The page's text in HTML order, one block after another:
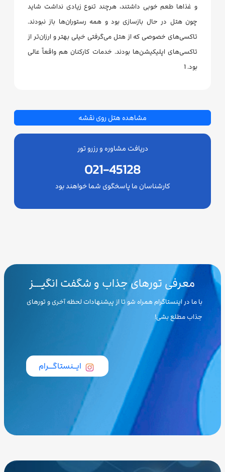
و غذاها طعم خوبی داشتند، هرچند تنوع زیادی نداشت شاید
چون هتل در حال بازسازی بود و همه رستوران‌ها باز نبودند.
تاکسی‌های خصوصی که از هتل می‌گرفتی خیلی بهتر و ارزان‌تر از
تاکسی‌های اپلیکیشن‌ها بودند. خدمات کارکنان هم واقعاً عالی
بود. 1
مشاهده هتل روی نقشه
دریافت مشاوره و رزرو تور
021-45128
کارشناسان ما پاسخگوی شما خواهند بود
معرفی تورهای جذاب و شگفت انگیـــز
با ما در اینستاگرام همراه شو تا از پیشنهادات لحظه آخری و تورهای
جذاب مطلع بشی!
ایــنستاگـــرام